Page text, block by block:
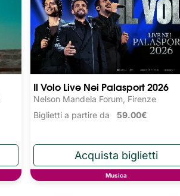
Il Volo Live Nei Palasport 2026
Nelson Mandela Forum, Firenze
Biglietti a partire da 59.00€
Musica